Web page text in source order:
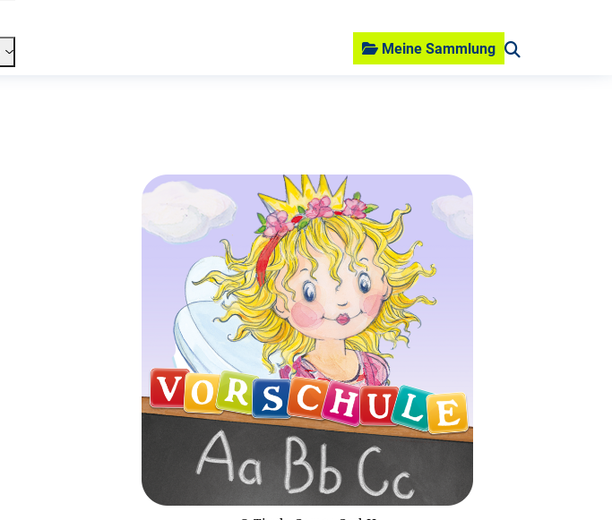
Meine Sammlung